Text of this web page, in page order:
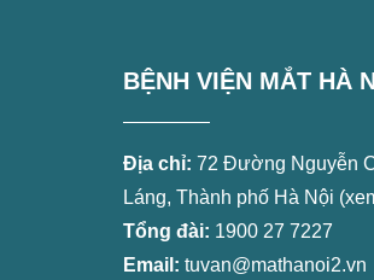
BỆNH VIỆN MẮT HÀ
Địa chỉ: 72 Đường Nguyễn
Láng, Thành phố Hà Nội (
Tổng đài: 1900 27 7227
Email: tuvan@mathanoi2.vn